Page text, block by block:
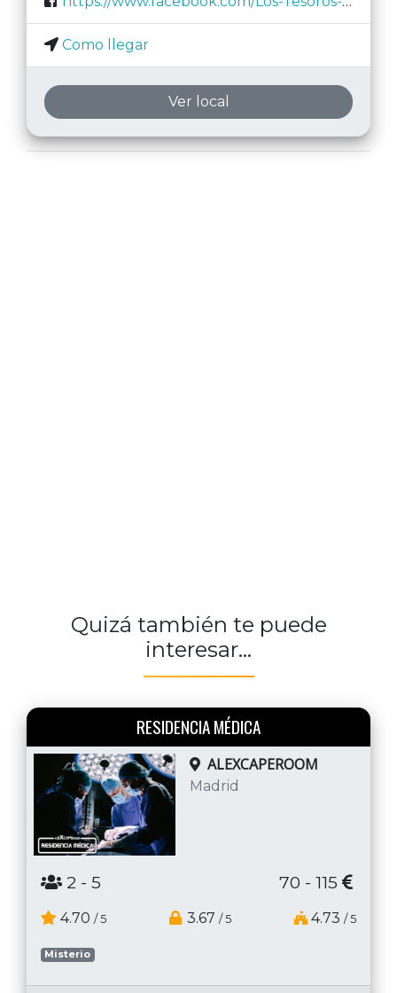
Como llegar
Ver local
Quizá también te puede
interesar...
RESIDENCIA MÉDICA
ALEXCAPEROOM
Madrid
2 - 5 70 - 115
4.70 / 5 3.67 / 5 4.73 / 5
Misterio